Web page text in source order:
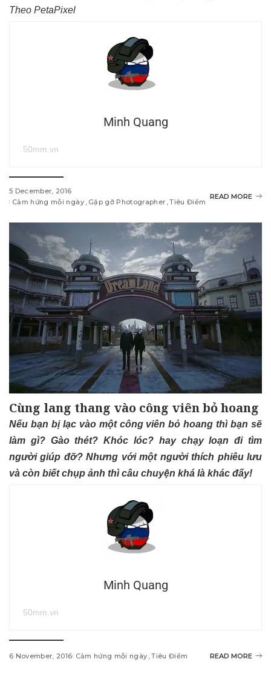
Theo PetaPixel
Minh Quang
50mm.vn
5 December, 2016
Cảm hứng mỗi ngày Gặp gỡ Photographer Tiêu Điểm
READ MORE
Cùng lang thang vào công viên bỏ hoang
Nếu bạn bị lạc vào một công viên bỏ hoang thì bạn sẽ
làm gì? Gào thét? Khóc lóc? hay chạy loạn đi tìm
người giúp đỡ? Nhưng với một người thích phiêu lưu
và còn biết chụp ảnh thì câu chuyện khá là khác đấy!
Minh Quang
50mm.vn
6 November, 2016 Cảm hứng mỗi ngày Tiêu Điểm READ MORE